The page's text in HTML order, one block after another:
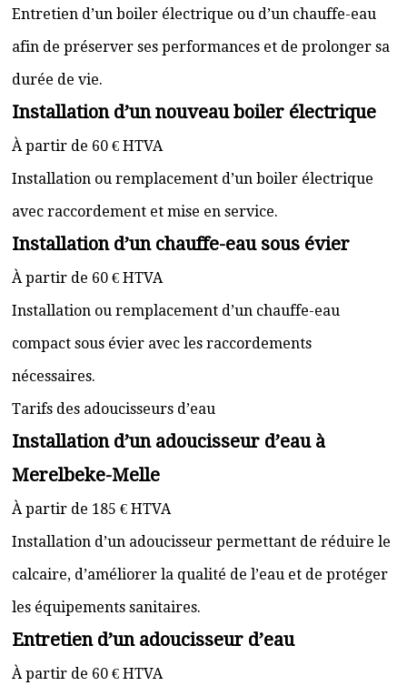
Entretien d’un boiler électrique ou d’un chauffe-eau
afin de préserver ses performances et de prolonger sa
durée de vie.
Installation d’un nouveau boiler électrique
À partir de 60 € HTVA
Installation ou remplacement d’un boiler électrique
avec raccordement et mise en service.
Installation d’un chauffe-eau sous évier
À partir de 60 € HTVA
Installation ou remplacement d’un chauffe-eau
compact sous évier avec les raccordements
nécessaires.
Tarifs des adoucisseurs d’eau
Installation d’un adoucisseur d’eau à
Merelbeke-Melle
À partir de 185 € HTVA
Installation d’un adoucisseur permettant de réduire le
calcaire, d’améliorer la qualité de l’eau et de protéger
les équipements sanitaires.
Entretien d’un adoucisseur d’eau
À partir de 60 € HTVA